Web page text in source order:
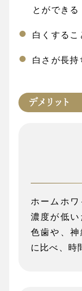
とができる
白くするこ
白さが長持
デメリット
ホームホ
濃度が低
色歯や、
に比べ、時